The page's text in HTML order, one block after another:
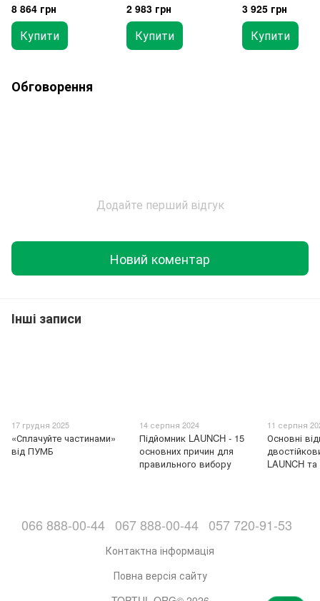
8 864 грн
Купити
2 983 грн
Купити
3 925 грн
Купити
Обговорення
Додайте перший відгук
Новий коментар
Інші записи
17 грудня 2025
«Сплачуйте частинами»
від ПУМБ
14 серпня 2024
Підйомник LAUNCH - 15
основних причин для
правильного вибору
11 серпня
Основні
LAUNCH
066 888-00-44 067 888-00-44 057 720-91-53
Контактна інформація
Повна версія сайту